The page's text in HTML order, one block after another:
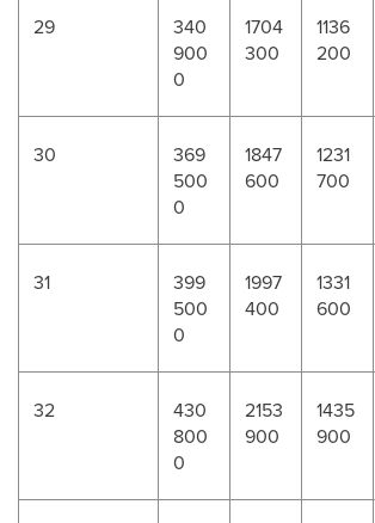
29
340
900
0
1704
300
1136
200
30
369
500
0
1847
600
1231
700
31
399
500
0
1997
400
1331
600
32
430
800
0
2153
900
1435
900